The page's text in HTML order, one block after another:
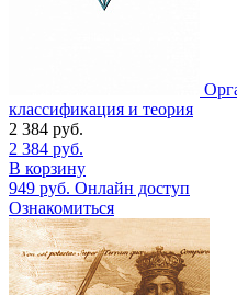
классификация и теория
2 384 руб.
2 384 руб.
В корзину
949 руб. Онлайн доступ
Ознакомиться